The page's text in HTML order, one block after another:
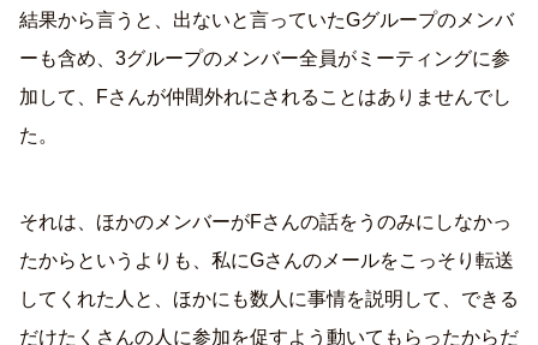
結果から言うと、出ないと言っていたGグループのメンバ
ーも含め、3グループのメンバー全員がミーティングに参
加して、Fさんが仲間外れにされることはありませんでし
た。
それは、ほかのメンバーがFさんの話をうのみにしなかっ
たからというよりも、私にGさんのメールをこっそり転送
してくれた人と、ほかにも数人に事情を説明して、できる
だけたくさんの人に参加を促すよう動いてもらったからだ